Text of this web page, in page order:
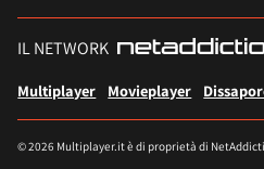
IL NETWORK
Multiplayer Movieplayer
© 2026 Multiplayer.it è di proprietà di